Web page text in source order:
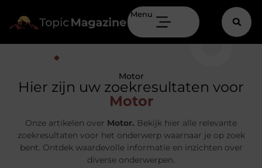
Menu
Motor
Hier zijn uw zoekresultaten voor
Motor
Onze artikelen over Motor. Bekijk hier alle relevante
zoekresultaten voor het onderwerp waarnaar je op zoek
bent. Ontdek waardevolle informatie en inzichten over
diverse onderwerpen.